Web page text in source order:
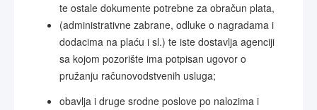
te ostale dokumente potrebne za obračun plata,
(administrativne zabrane, odluke o nagradama i
dodacima na plaću i sl.) te iste dostavlja agenciji
sa kojom pozorište ima potpisan ugovor o
pružanju računovodstvenih usluga;
obavlja i druge srodne poslove po nalozima i